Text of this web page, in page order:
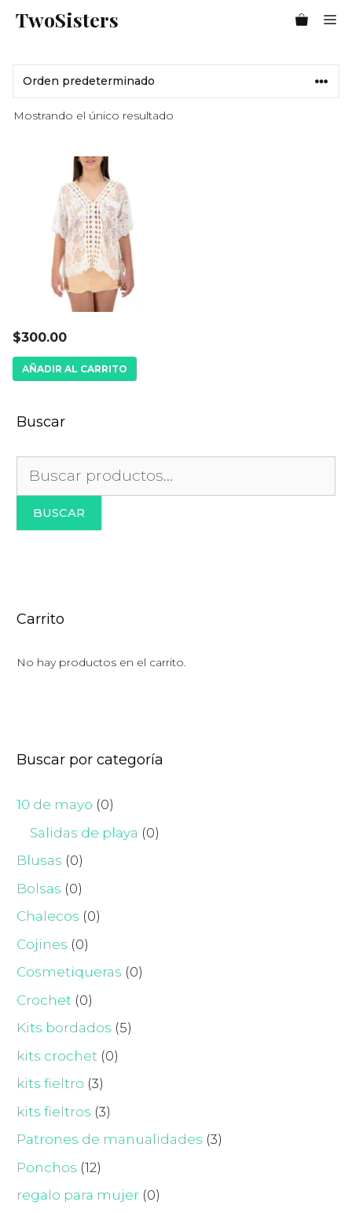
SaltarTwoSisters
Mostrando el único resultado
$300.00
AÑADIR AL CARRITO
Buscar
BUSCAR
Carrito
No hay productos en el carrito.
Buscar por categoría
10 de mayo (0)
Salidas de playa (0)
Blusas (0)
Bolsas (0)
Chalecos (0)
Cojines (0)
Cosmetiqueras (0)
Crochet (0)
Kits bordados (5)
kits crochet (0)
kits fieltro (3)
kits fieltros (3)
Patrones de manualidades (3)
Ponchos (12)
regalo para mujer (0)